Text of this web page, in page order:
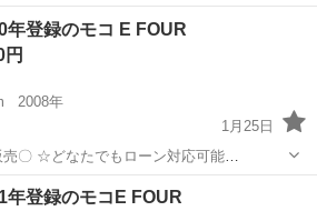
コ ■ グレード名： Ｓ ＦＯＵＲ ４
日 スタッドレス装着 ＥＴＣ ドラレ
年登録のモコ E FOUR
2008年
1月25日
応可能
方や自営業の方 ２、パートを
方 ３、自己破産等をされた方やローンが
車両
年登録のモコE FOUR